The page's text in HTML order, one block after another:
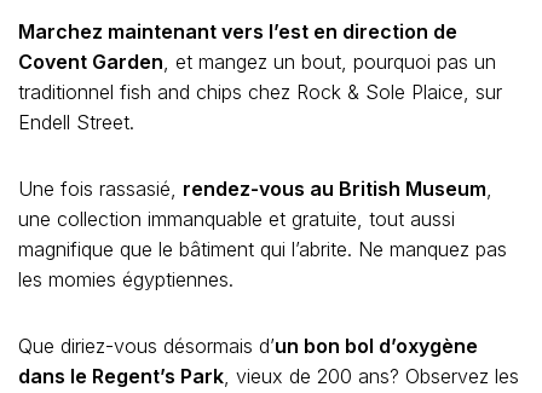
Marchez maintenant vers l’est en direction de
Covent Garden, et mangez un bout, pourquoi pas un
traditionnel fish and chips chez Rock & Sole Plaice, sur
Endell Street.
Une fois rassasié, rendez-vous au British Museum,
une collection immanquable et gratuite, tout aussi
magnifique que le bâtiment qui l’abrite. Ne manquez pas
les momies égyptiennes.
Que diriez-vous désormais d’un bon bol d’oxygène
dans le Regent’s Park, vieux de 200 ans? Observez les